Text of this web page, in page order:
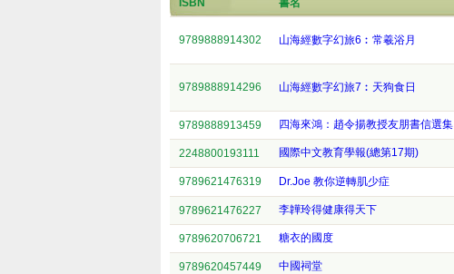
ISBN 書名
9789888914302 山海經數字幻旅6︰常羲浴月
9789888914296 山海經數字幻旅7︰天狗食日
9789888913459 四海來鴻：趙令揚教授友朋書信選集
2248800193111 國際中文教育學報(總第17期)
9789621476319 Dr.Joe 教你逆轉肌少症
9789621476227 李韡玲得健康得天下
9789620706721 糖衣的國度
9789620457449 中國祠堂